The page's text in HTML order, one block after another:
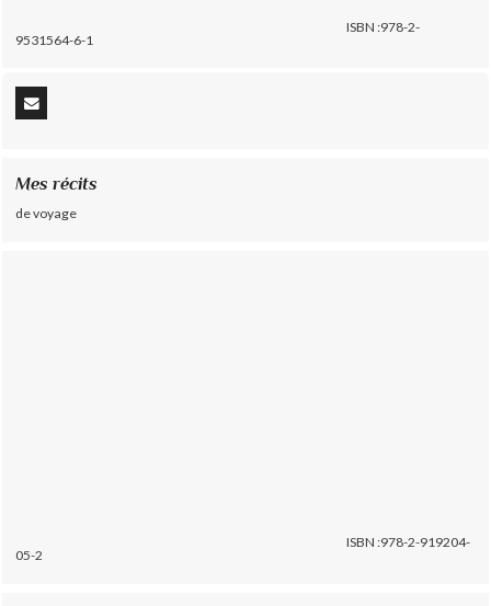
ISBN :978-2-
9531564-6-1
Mes récits
de voyage
ISBN :978-2-919204-
05-2